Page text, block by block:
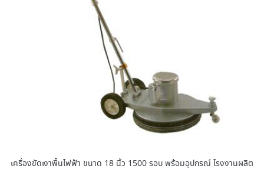
เครื่องขัดเงาพื้นไฟฟ้า ขนาด 18 นิ้ว 1500 รอบ พร้อมอุปกรณ์ โรงงานผลิต